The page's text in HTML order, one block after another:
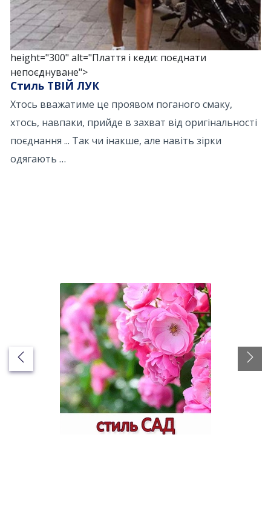
height="300" alt="Плаття і кеди: поєднати
непоєднуване">
Стиль ТВІЙ ЛУК
Хтось вважатиме це проявом поганого смаку,
хтось, навпаки, прийде в захват від оригінальності
поєднання ... Так чи інакше, але навіть зірки
одягають …